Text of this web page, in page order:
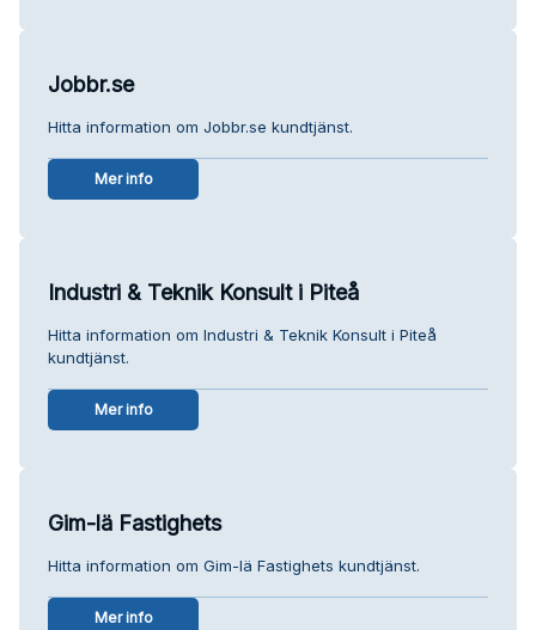
Jobbr.se
Hitta information om Jobbr.se kundtjänst.
Mer info
Industri & Teknik Konsult i Piteå
Hitta information om Industri & Teknik Konsult i Piteå
kundtjänst.
Mer info
Gim-lä Fastighets
Hitta information om Gim-lä Fastighets kundtjänst.
Mer info